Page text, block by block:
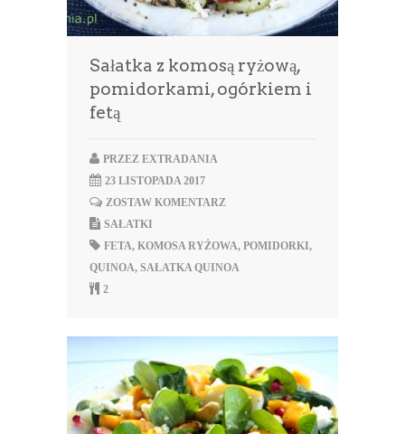
Sałatka z komosą ryżową,
pomidorkami, ogórkiem i
fetą
PRZEZ EXTRADANIA
23 LISTOPADA 2017
ZOSTAW KOMENTARZ
SAŁATKI
FETA, KOMOSA RYŻOWA, POMIDORKI,
QUINOA, SAŁATKA QUINOA
2